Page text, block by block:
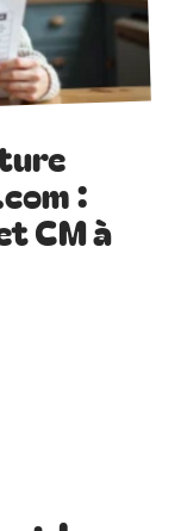
:
CM à